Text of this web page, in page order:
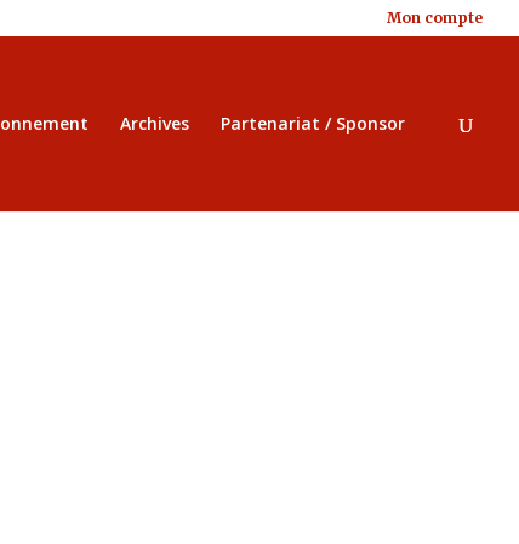
Mon compte
Archives Partenariat / Sponsor